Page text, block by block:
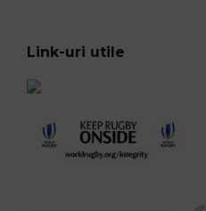
Link-uri utile